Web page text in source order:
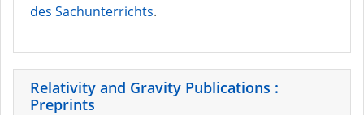
des Sachunterrichts.
Relativity and Gravity Publications :
Preprints